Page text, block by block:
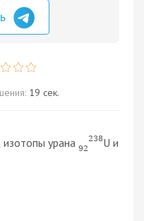
19 сек.
урана 92
238U и